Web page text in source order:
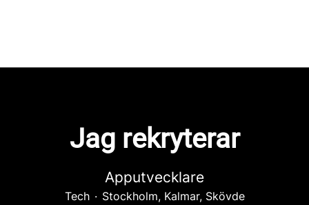
Jag rekryterar
Apputvecklare
Tech · Stockholm, Kalmar, Skövde